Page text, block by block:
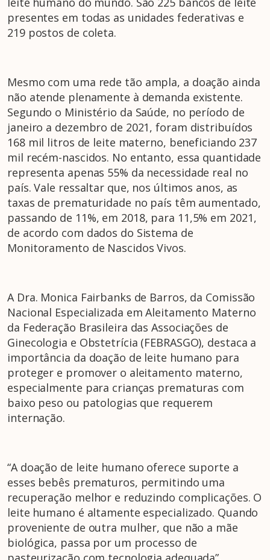
presentes em todas as unidades federativas e
219 postos de coleta.
Mesmo com uma rede tão ampla, a doação ainda
não atende plenamente à demanda existente.
Segundo o Ministério da Saúde, no período de
janeiro a dezembro de 2021, foram distribuídos
168 mil litros de leite materno, beneficiando 237
mil recém-nascidos. No entanto, essa quantidade
representa apenas 55% da necessidade real no
país. Vale ressaltar que, nos últimos anos, as
taxas de prematuridade no país têm aumentado,
passando de 11%, em 2018, para 11,5% em 2021,
de acordo com dados do Sistema de
Monitoramento de Nascidos Vivos.
A Dra. Monica Fairbanks de Barros, da Comissão
Nacional Especializada em Aleitamento Materno
da Federação Brasileira das Associações de
Ginecologia e Obstetrícia (FEBRASGO), destaca a
importância da doação de leite humano para
proteger e promover o aleitamento materno,
especialmente para crianças prematuras com
baixo peso ou patologias que requerem
internação.
“A doação de leite humano oferece suporte a
esses bebês prematuros, permitindo uma
recuperação melhor e reduzindo complicações. O
leite humano é altamente especializado. Quando
proveniente de outra mulher, que não a mãe
biológica, passa por um processo de